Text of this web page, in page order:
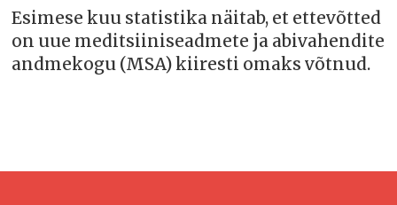
Esimese kuu statistika näitab, et ettevõtted
on uue meditsiiniseadmete ja abivahendite
andmekogu (MSA) kiiresti omaks võtnud.